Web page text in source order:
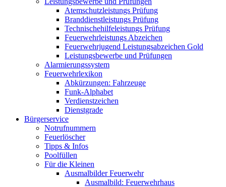
Atemschutzleistungs Prüfung
Branddienstleistungs Prüfung
Technischehilfeleistungs Prüfung
Feuerwehrleistungs Abzeichen
Feuerwehrjugend Leistungsabzeichen Gold
Leistungsbewerbe und Prüfungen
Alarmierungssystem
Feuerwehrlexikon
Abkürzungen: Fahrzeuge
Funk-Alphabet
Verdienstzeichen
Dienstgrade
Bürgerservice
Notrufnummern
Feuerlöscher
Tipps & Infos
Poolfüllen
Für die Kleinen
Ausmalbilder Feuerwehr
Ausmalbild: Feuerwehrhaus